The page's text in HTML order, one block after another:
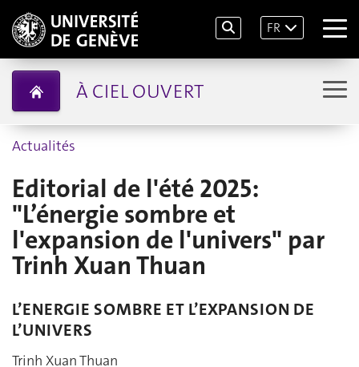
FR
À CIEL OUVERT
Actualités
Editorial de l'été 2025:
"L’énergie sombre et
l'expansion de l'univers" par
Trinh Xuan Thuan
L’ENERGIE SOMBRE ET L’EXPANSION DE
L’UNIVERS
Trinh Xuan Thuan